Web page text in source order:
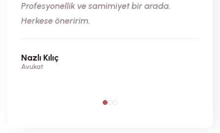
Profesyonellik ve samimiyet bir arada.
Herkese öneririm.
Nazlı Kılıç
Avukat